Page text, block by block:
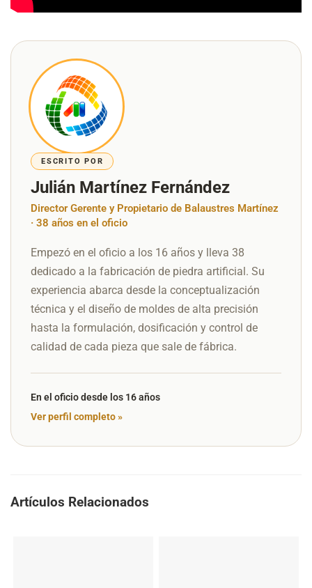
ESCRITO POR
Julián Martínez Fernández
Director Gerente y Propietario de Balaustres Martínez
· 38 años en el oficio
Empezó en el oficio a los 16 años y lleva 38
dedicado a la fabricación de piedra artificial. Su
experiencia abarca desde la conceptualización
técnica y el diseño de moldes de alta precisión
hasta la formulación, dosificación y control de
calidad de cada pieza que sale de fábrica.
En el oficio desde los 16 años
Ver perfil completo »
Artículos Relacionados